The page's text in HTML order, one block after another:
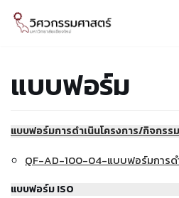
Skip
แบบฟอร์ม
แบบฟอร์มการดำเนินโครงการ/กิจกรรม
QF-AD-100-04-แบบฟอร์มการด
แบบฟอร์ม ISO